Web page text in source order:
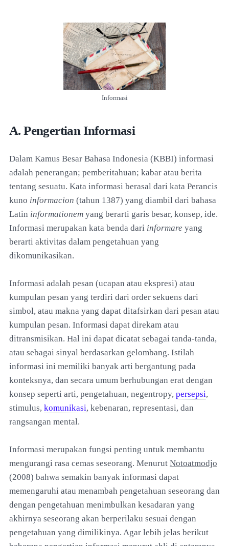
Informasi
A. Pengertian Informasi
Dalam Kamus Besar Bahasa Indonesia (KBBI) informasi
adalah penerangan; pemberitahuan; kabar atau berita
tentang sesuatu. Kata informasi berasal dari kata Perancis
kuno informacion (tahun 1387) yang diambil dari bahasa
Latin informationem yang berarti garis besar, konsep, ide.
Informasi merupakan kata benda dari informare yang
berarti aktivitas dalam pengetahuan yang
dikomunikasikan.
Informasi adalah pesan (ucapan atau ekspresi) atau
kumpulan pesan yang terdiri dari order sekuens dari
simbol, atau makna yang dapat ditafsirkan dari pesan atau
kumpulan pesan. Informasi dapat direkam atau
ditransmisikan. Hal ini dapat dicatat sebagai tanda-tanda,
atau sebagai sinyal berdasarkan gelombang. Istilah
informasi ini memiliki banyak arti bergantung pada
konteksnya, dan secara umum berhubungan erat dengan
konsep seperti arti, pengetahuan, negentropy, persepsi,
stimulus, komunikasi, kebenaran, representasi, dan
rangsangan mental.
Informasi merupakan fungsi penting untuk membantu
mengurangi rasa cemas seseorang. Menurut Notoatmodjo
(2008) bahwa semakin banyak informasi dapat
memengaruhi atau menambah pengetahuan seseorang dan
dengan pengetahuan menimbulkan kesadaran yang
akhirnya seseorang akan berperilaku sesuai dengan
pengetahuan yang dimilikinya. Agar lebih jelas berikut